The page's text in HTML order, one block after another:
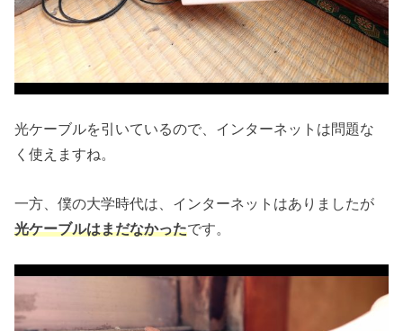
光ケーブルを引いているので、インターネットは問題な
く使えますね。
一方、僕の大学時代は、インターネットはありましたが
光ケーブルはまだなかったです。